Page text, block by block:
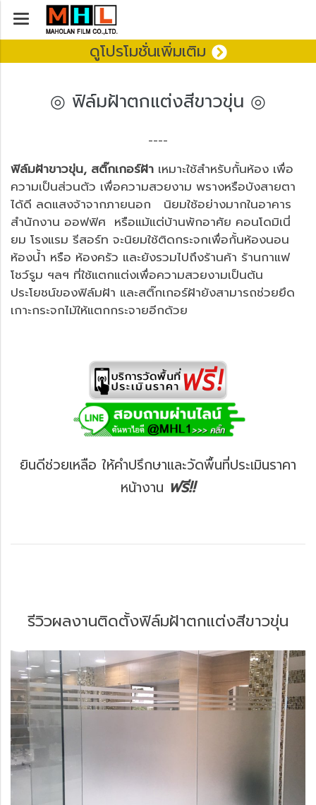
ดูโปรโมชั่นเพิ่มเติม
◎ ฟิล์มฝ้าตกแต่งสีขาวขุ่น ◎
----
ฟิล์มฝ้าขาวขุ่น, สติ๊กเกอร์ฝ้า เหมาะใช้สำหรับกั้นห้อง เพื่อ
ความเป็นส่วนตัว เพื่อความสวยงาม พรางหรือบังสายตา
ได้ดี ลดแสงจ้าจากภายนอก นิยมใช้อย่างมากในอาคาร
สำนักงาน ออฟฟิศ หรือแม้แต่บ้านพักอาศัย คอนโดมิเนี่
ยม โรงแรม รีสอร์ท จะนิยมใช้ติดกระจกเพื่อกั้นห้องนอน
ห้องน้ำ หรือ ห้องครัว และยังรวมไปถึงร้านค้า ร้านกาแฟ
โชว์รูม ฯลฯ ที่ใช้แตกแต่งเพื่อความสวยงามเป็นต้น
ประโยชน์ของฟิล์มฝ้า และสติ๊กเกอร์ฝ้ายังสามารถช่วยยึด
เกาะกระจกไม้ให้แตกกระจายอีกด้วย
ยินดีช่วยเหลือ ให้คำปรึกษาและวัดพื้นที่ประเมินราคา
หน้างาน ฟรี!!
รีวิวผลงานติดตั้งฟิล์มฝ้าตกแต่งสีขาวขุ่น